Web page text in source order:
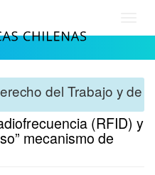
del Trabajo y de
(RFID) y
mecanismo de